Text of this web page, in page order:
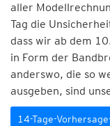
aller
Tag die
dass wir ab dem
in Form der
anderswo, die so
ausgeben, sind
14-Tage-